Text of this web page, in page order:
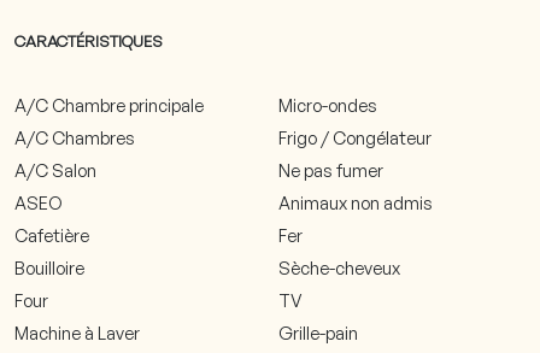
CARACTÉRISTIQUES
A/C Chambre principale
A/C Chambres
A/C Salon
ASEO
Cafetière
Bouilloire
Four
Machine à Laver
Micro-ondes
Frigo / Congélateur
Ne pas fumer
Animaux non admis
Fer
Sèche-cheveux
TV
Grille-pain